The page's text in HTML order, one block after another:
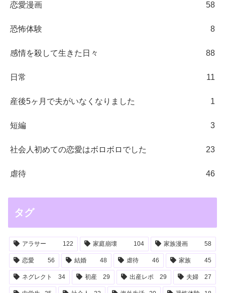
恋愛漫画 58
恐怖体験 8
感情を殺して生きた日々 88
日常 11
産後5ヶ月で夫がいなくなりました 1
短編 3
社会人初めての恋愛はボロボロでした 23
虐待 46
タグ
アラサー 122 家庭崩壊 104 家族漫画 58
恋愛 56 結婚 48 虐待 46 家族 45
ネグレクト 34 初産 29 出産レポ 29 夫婦 27